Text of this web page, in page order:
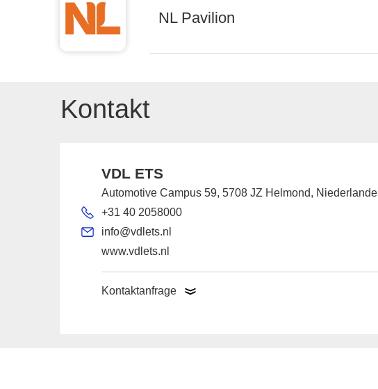
NL Pavilion
Kontakt
VDL ETS
Automotive Campus 59, 5708 JZ Helmond, Niederlande
+31 40 2058000
info@vdlets.nl
www.vdlets.nl
Kontaktanfrage